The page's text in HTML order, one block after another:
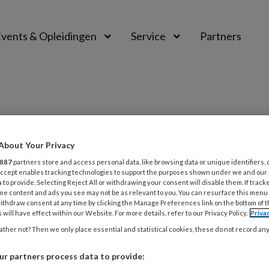
& Opleidingen Service Partners
2025 KLINISCH
Niet met AI
van derde molaren in de onderkaak brengt
Your Privacy
887 partners store and access personal data, like browsing data or unique identifiers,
enables tracking technologies to support the purposes shown under we and
to provide. Selecting Reject All or withdrawing your consent will disable them. If
content and ads you see may not be as relevant to you. You can resurface this
consent at any time by clicking the Manage Preferences link on the bottom of
will have effect within our Website. For more details, refer to our Privacy Policy.
not? Then we only place essential and statistical cookies, these do not record
partners process data to provide: